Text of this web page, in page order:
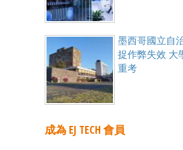
墨西哥國立自
捉作弊失效 大
重考
成為 EJ TECH 會員